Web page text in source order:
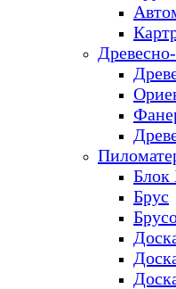
Блок
Брус